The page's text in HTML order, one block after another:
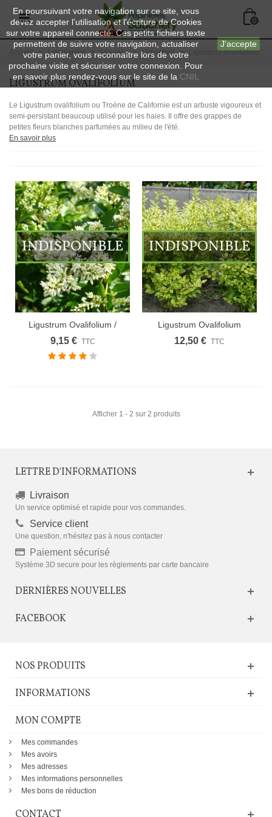
En poursuivant votre navigation sur ce site, vous
devez accepter l’utilisation et l'écriture de Cookies
sur votre appareil connecté. Ces petits fichiers texte
permettent de suivre votre navigation, actualiser
votre panier, vous reconnaître lors de votre
prochaine visite et sécuriser votre connexion. Pour
en savoir plus rendez-vous sur le site de la CNIL
J'accepte
0
Accueil > Les plantes > Arbustes > Ligustrum > Ligustrum ovalifolium
LIGUSTRUM OVALIFOLIUM
Le Ligustrum ovalifolium ou Troène de Californie est un arbuste vigoureux et
semi-persistant beaucoup utilisé pour les haies. Il offre des grappes de
petites fleurs blanches parfumées au milieu de l'été.
En savoir plus
INDISPONIBLE
Ligustrum Ovalifolium /
Troene...
9,15 € TTC
INDISPONIBLE
Ligustrum Ovalifolium
Aureum /...
12,50 € TTC
Afficher 1 - 2 sur 2 produits
LETTRE D'INFORMATIONS
Livraison
Un service optimisé et rapide pour vos commandes.
Service client
Une question, n'hésitez pas à nous contacter
Paiement sécurisé
Système 3D secure pour les règlements par carte bancaire
DERNIÈRES NOUVELLES
FACEBOOK
NOS PRODUITS
INFORMATIONS
MON COMPTE
Mes commandes
Mes avoirs
Mes adresses
Mes informations personnelles
Mes bons de réduction